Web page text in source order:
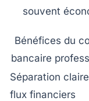
souvent
Bénéfices du
bancaire
Séparation
flux financiers